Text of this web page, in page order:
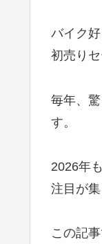
バイク
初売りセ
毎年、
す。
2026年
注目が集
この記